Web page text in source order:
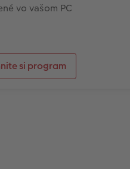
vo vašom PC
si program